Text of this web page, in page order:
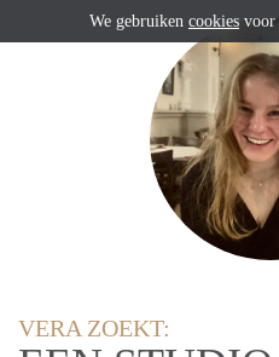
VERA ZOEKT:
We gebruiken cookies voor